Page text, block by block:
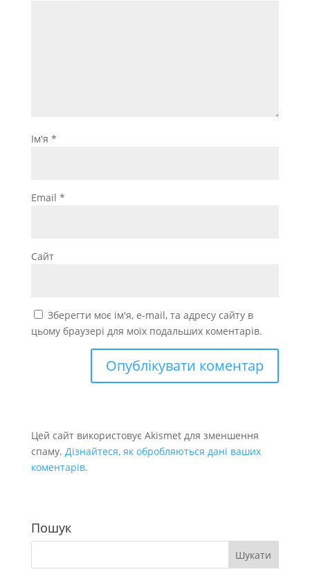
Ім'я *
Email *
Сайт
Зберегти моє ім'я, e-mail, та адресу сайту в
цьому браузері для моїх подальших коментарів.
Цей сайт використовує Akismet для зменшення
спаму. Дізнайтеся, як обробляються дані ваших
коментарів.
Пошук